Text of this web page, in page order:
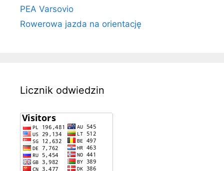
PEA Varsovio
Rowerowa jazda na orientację
Licznik odwiedzin